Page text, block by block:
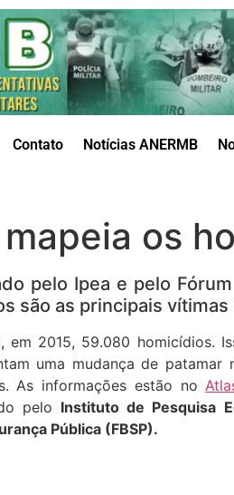
Contato Notícias ANERMB
os
pelo Ipea e pelo
são as principais
em 2015, 59.080 homicídios.
uma mudança de
As informações estão no
pelo Instituto de Pesquisa
Pública (FBSP).